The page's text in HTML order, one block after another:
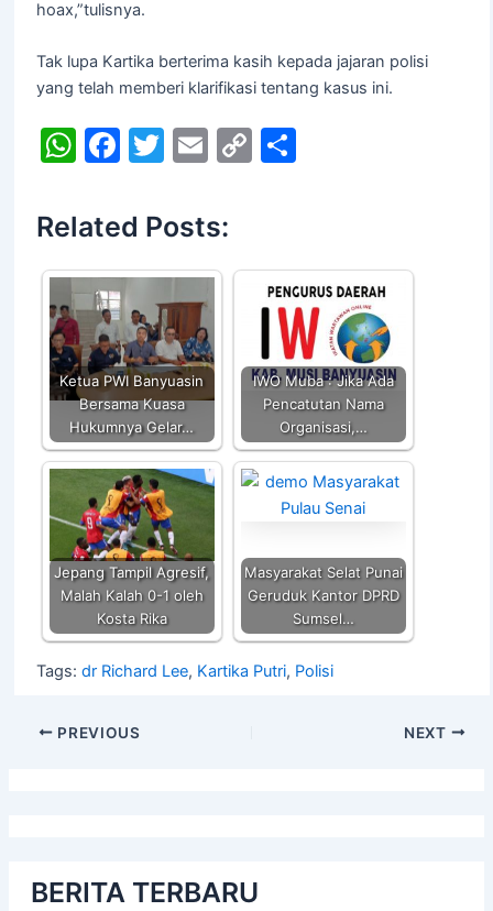
hoax,”tulisnya.
Tak lupa Kartika berterima kasih kepada jajaran polisi
yang telah memberi klarifikasi tentang kasus ini.
W
at
s
A
p
p
F
c
e
b
o
o
k
T
itt
er
E
ai
l
C
Li
n
k
S
Related Posts:
Ketua PWI Banyuasin
Bersama Kuasa
Hukumnya Gelar…
IWO Muba : Jika Ada
Pencatutan Nama
Organisasi,…
Jepang Tampil Agresif,
Malah Kalah 0-1 oleh
Kosta Rika
Masyarakat Selat Punai
Geruduk Kantor DPRD
Sumsel…
Tags: dr Richard Lee, Kartika Putri, Polisi
PREVIOUS NEXT
BERITA TERBARU